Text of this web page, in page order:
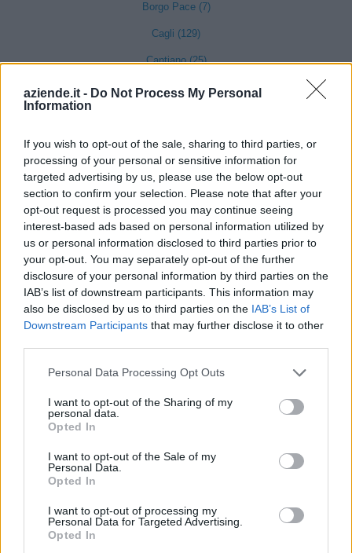
aziende.it - Do Not Process My Personal
Information
If you wish to opt-out of the sale, sharing to third parties, or
processing of your personal or sensitive information for
targeted advertising by us, please use the below opt-out
section to confirm your selection. Please note that after your
opt-out request is processed you may continue seeing
interest-based ads based on personal information utilized by
us or personal information disclosed to third parties prior to
your opt-out. You may separately opt-out of the further
disclosure of your personal information by third parties on the
IAB’s list of downstream participants. This information may
also be disclosed by us to third parties on the IAB’s List of
Downstream Participants that may further disclose it to other
Personal Data Processing Opt Outs
I want to opt-out of the Sharing of my
personal data.
Opted In
I want to opt-out of the Sale of my
Personal Data.
Opted In
I want to opt-out of processing my
Personal Data for Targeted Advertising.
Opted In
Borgo Pace (7)
Cagli (129)
Cantiano (25)
Carpegna (21)
Fano (1401)
Fermignano (113)
Fossombrone (217)
Fratte Rosa (14)
Frontino (7)
Frontone (12)
Gabicce Mare (145)
Gradara (73)
Isola del Piano (8)
Lunano (58)
Mercatello sul Metauro (29)
Mombaroccio (45)